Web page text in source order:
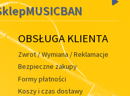
OBSŁUGA KLIENTA
Zwrot / Wymiana / Reklamacje
Bezpieczne zakupy
Formy płatności
Koszy i czas dostawy